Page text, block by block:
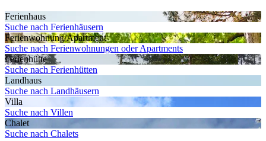
Ferienhaus
Suche nach Ferienhäusern
Ferienwohnung/Apartment
Suche nach Ferienwohnungen oder Apartments
Ferienhütte
Suche nach Ferienhütten
Landhaus
Suche nach Landhäusern
Villa
Suche nach Villen
Chalet
Suche nach Chalets